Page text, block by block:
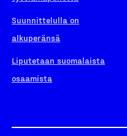
Suunnittelulla on
alkuperänsä
Liputetaan suomalaista
osaamista